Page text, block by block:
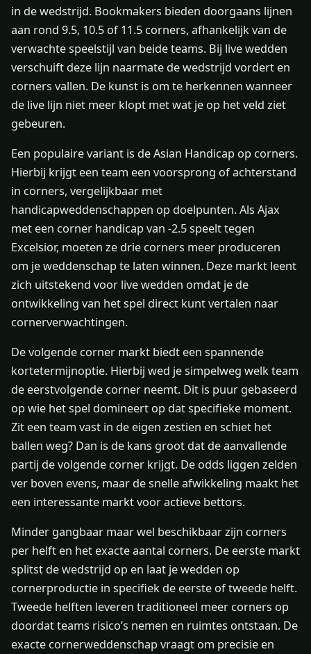
in de wedstrijd. Bookmakers bieden doorgaans lijnen
aan rond 9.5, 10.5 of 11.5 corners, afhankelijk van de
verwachte speelstijl van beide teams. Bij live wedden
verschuift deze lijn naarmate de wedstrijd vordert en
corners vallen. De kunst is om te herkennen wanneer
de live lijn niet meer klopt met wat je op het veld ziet
gebeuren.
Een populaire variant is de Asian Handicap op corners.
Hierbij krijgt een team een voorsprong of achterstand
in corners, vergelijkbaar met
handicapweddenschappen op doelpunten. Als Ajax
met een corner handicap van -2.5 speelt tegen
Excelsior, moeten ze drie corners meer produceren
om je weddenschap te laten winnen. Deze markt leent
zich uitstekend voor live wedden omdat je de
ontwikkeling van het spel direct kunt vertalen naar
cornerverwachtingen.
De volgende corner markt biedt een spannende
kortetermijnoptie. Hierbij wed je simpelweg welk team
de eerstvolgende corner neemt. Dit is puur gebaseerd
op wie het spel domineert op dat specifieke moment.
Zit een team vast in de eigen zestien en schiet het
ballen weg? Dan is de kans groot dat de aanvallende
partij de volgende corner krijgt. De odds liggen zelden
ver boven evens, maar de snelle afwikkeling maakt het
een interessante markt voor actieve bettors.
Minder gangbaar maar wel beschikbaar zijn corners
per helft en het exacte aantal corners. De eerste markt
splitst de wedstrijd op en laat je wedden op
cornerproductie in specifiek de eerste of tweede helft.
Tweede helften leveren traditioneel meer corners op
doordat teams risico’s nemen en ruimtes ontstaan. De
exacte cornerweddenschap vraagt om precisie en